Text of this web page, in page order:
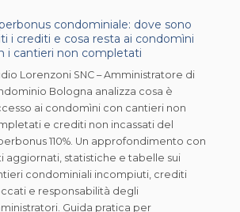
condominiale: dove sono
i crediti e cosa resta ai condomìni
i cantieri non completati
Lorenzoni SNC – Amministratore di
Bologna analizza cosa è
ai condomìni con cantieri non
e crediti non incassati del
110%. Un approfondimento con
aggiornati, statistiche e tabelle sui
condominiali incompiuti, crediti
e responsabilità degli
Guida pratica per